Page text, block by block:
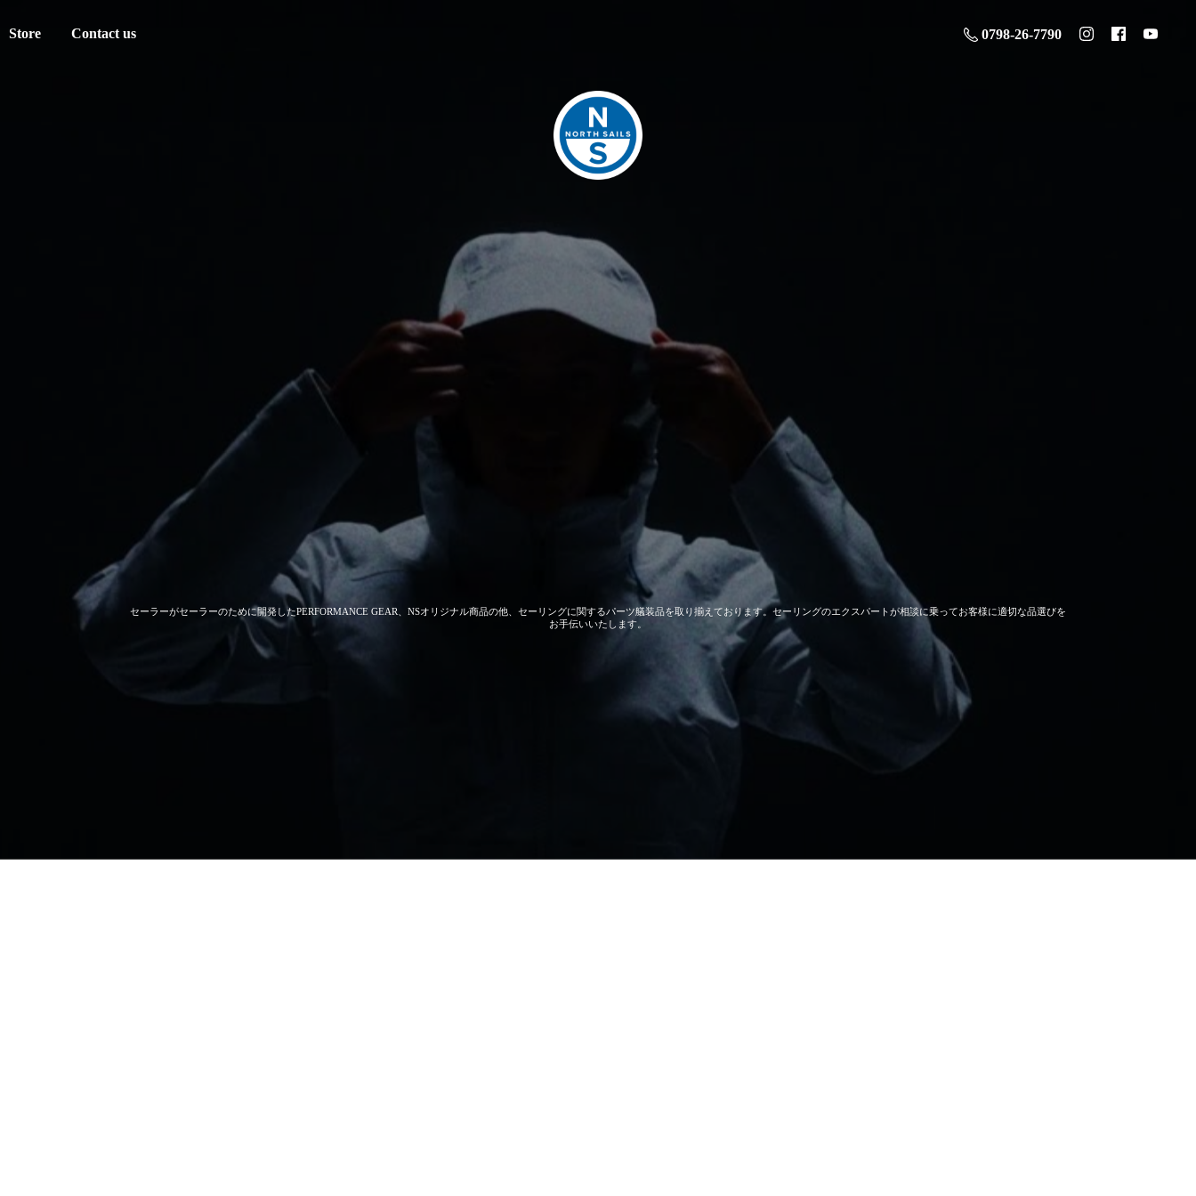
Store Contact us 0798-26-7790
セーラーがセーラーのために開発したPERFORMANCE GEAR、NSオリジナル商品の他、セーリングに関するパーツ艤装品を取り揃えております。セーリングのエクスパートが相談に乗ってお客様に適切な品選びを
お手伝いいたします。